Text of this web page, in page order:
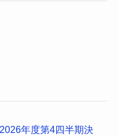
年度第4四半期決